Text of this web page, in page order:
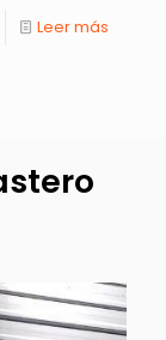
Leer más